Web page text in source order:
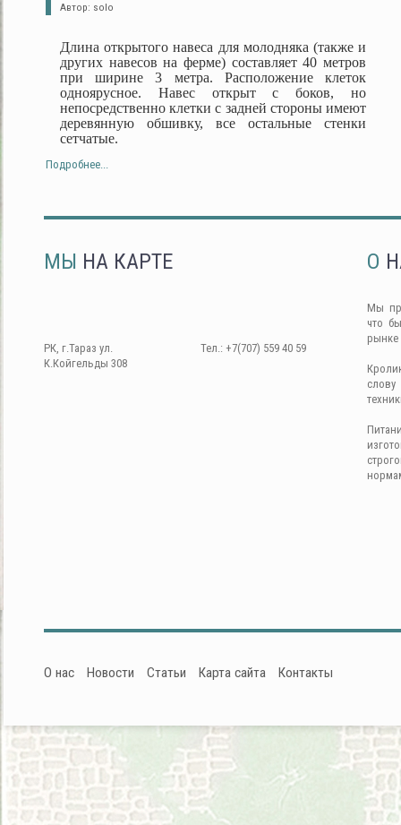
Автор: solo
Длина открытого навеса для молодняка (также и
других навесов на ферме) составляет 40 метров
при ширине 3 метра. Расположение клеток
одноярусное. Навес открыт с боков, но
непосредственно клетки с задней стороны имеют
деревянную обшивку, все остальные стенки
сетчатые.
Подробнее...
МЫ НА КАРТЕ
РК, г.Тараз ул.
К.Койгельды 308
Тел.: +7(707) 559 40 59
О
Мы
что
рынке
О нас Новости Статьи Карта сайта Контакты